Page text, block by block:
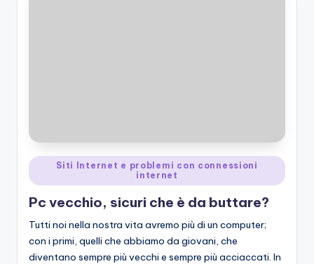
Posted
in
Siti Internet e problemi con connessioni
internet
Pc vecchio, sicuri che è da buttare?
Tutti noi nella nostra vita avremo più di un computer;
con i primi, quelli che abbiamo da giovani, che
diventano sempre più vecchi e sempre più acciaccati. In